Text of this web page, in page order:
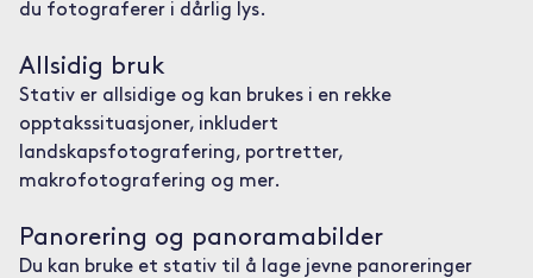
du fotograferer i dårlig lys.
Allsidig bruk
Stativ er allsidige og kan brukes i en rekke
opptakssituasjoner, inkludert
landskapsfotografering, portretter,
makrofotografering og mer.
Panorering og panoramabilder
Du kan bruke et stativ til å lage jevne panoreringer